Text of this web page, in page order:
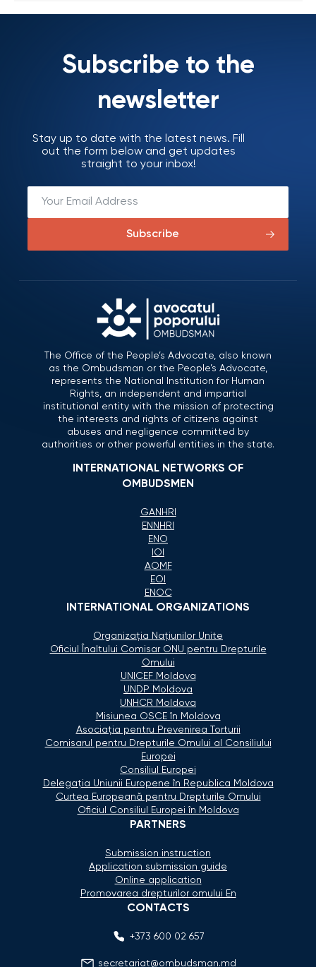
Subscribe to the
newsletter
Stay up to date with the latest news. Fill
out the form below and get updates
straight to your inbox!
Subscribe
The Office of the People’s Advocate, also known
as the Ombudsman or the People’s Advocate,
represents the National Institution for Human
Rights, an independent and impartial
institutional entity with the mission of protecting
the interests and rights of citizens against
abuses and negligence committed by
authorities or other powerful entities in the state.
INTERNATIONAL NETWORKS OF
OMBUDSMEN
GANHRI
ENNHRI
ENO
IOI
AOMF
EOI
ENOC
INTERNATIONAL ORGANIZATIONS
Organizaţia Naţiunilor Unite
Oficiul Înaltului Comisar ONU pentru Drepturile
Omului
UNICEF Moldova
UNDP Moldova
UNHCR Moldova
Misiunea OSCE în Moldova
Asociaţia pentru Prevenirea Torturii
Comisarul pentru Drepturile Omului al Consiliului
Europei
Consiliul Europei
Delegaţia Uniunii Europene în Republica Moldova
Curtea Europeană pentru Drepturile Omului
Oficiul Consiliul Europei în Moldova
PARTNERS
Submission instruction
Application submission guide
Online application
Promovarea drepturilor omului En
CONTACTS
+373 600 02 657
secretariat@ombudsman.md